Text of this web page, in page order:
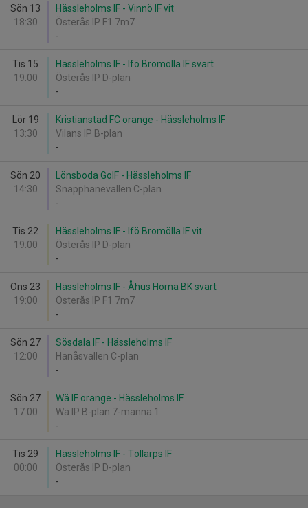
Sön 13
18:30
Hässleholms IF - Vinnö IF vit
Österås IP F1 7m7
-
Tis 15
19:00
Hässleholms IF - Ifö Bromölla IF svart
Österås IP D-plan
-
Lör 19
13:30
Kristianstad FC orange - Hässleholms IF
Vilans IP B-plan
-
Sön 20
14:30
Lönsboda GoIF - Hässleholms IF
Snapphanevallen C-plan
-
Tis 22
19:00
Hässleholms IF - Ifö Bromölla IF vit
Österås IP D-plan
-
Ons 23
19:00
Hässleholms IF - Åhus Horna BK svart
Österås IP F1 7m7
-
Sön 27
12:00
Sösdala IF - Hässleholms IF
Hanåsvallen C-plan
-
Sön 27
17:00
Wä IF orange - Hässleholms IF
Wä IP B-plan 7-manna 1
-
Tis 29
00:00
Hässleholms IF - Tollarps IF
Österås IP D-plan
-